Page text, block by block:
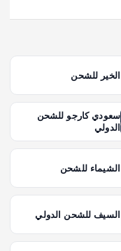
الخير للشحن
سعودي كارجو للشحن
الدولي
الشيماء للشحن
السيف للشحن الدولي